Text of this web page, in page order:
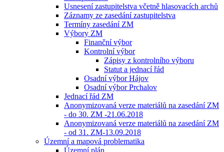
Usnesení zastupitelstva včetně hlasovacích archů
Záznamy ze zasedání zastupitelstva
Termíny zasedání ZM
Výbory ZM
Finanční výbor
Kontrolní výbor
Zápisy z kontrolního výboru
Statut a jednací řád
Osadní výbor Hájov
Osadní výbor Prchalov
Jednací řád ZM
Anonymizovaná verze materiálů na zasedání ZM
- do 30. ZM -21.06.2018
Anonymizovaná verze materiálů na zasedání ZM
- od 31. ZM-13.09.2018
Územní a mapová problematika
Územní plán